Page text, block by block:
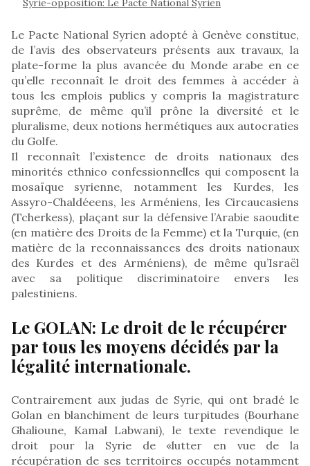
Le Pacte National Syrien adopté à Genève constitue,
de l’avis des observateurs présents aux travaux, la
plate-forme la plus avancée du Monde arabe en ce
qu’elle reconnaît le droit des femmes à accéder à
tous les emplois publics y compris la magistrature
suprême, de même qu’il prône la diversité et le
pluralisme, deux notions hermétiques aux autocraties
du Golfe.
Il reconnaît l’existence de droits nationaux des
minorités ethnico confessionnelles qui composent la
mosaïque syrienne, notamment les Kurdes, les
Assyro-Chaldéeens, les Arméniens, les Circaucasiens
(Tcherkess), plaçant sur la défensive l’Arabie saoudite
(en matière des Droits de la Femme) et la Turquie, (en
matière de la reconnaissances des droits nationaux
des Kurdes et des Arméniens), de même qu’Israël
avec sa politique discriminatoire envers les
palestiniens.
Le GOLAN: Le droit de le récupérer
par tous les moyens décidés par la
légalité internationale.
Contrairement aux judas de Syrie, qui ont bradé le
Golan en blanchiment de leurs turpitudes (Bourhane
Ghalioune, Kamal Labwani), le texte revendique le
droit pour la Syrie de «lutter en vue de la
récupération de ses territoires occupés notamment